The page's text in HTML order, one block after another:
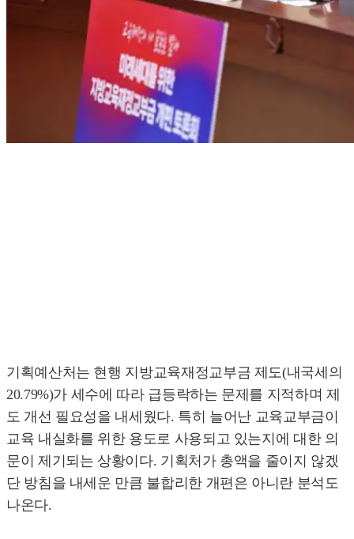
기획예산처는 현행 지방교육재정교부금 제도(내국세의
20.79%)가 세수에 따라 급등락하는 문제를 지적하며 제
도 개선 필요성을 내세웠다. 특히 늘어난 교육교부금이
교육 내실화를 위한 용도로 사용되고 있는지에 대한 의
문이 제기되는 상황이다. 기획처가 총액을 줄이지 않겠
단 방침을 내세운 만큼 불합리한 개편은 아니란 분석도
나온다.